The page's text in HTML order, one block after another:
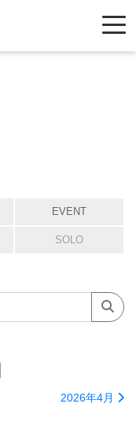
EVENT
SOLO
2026年4月